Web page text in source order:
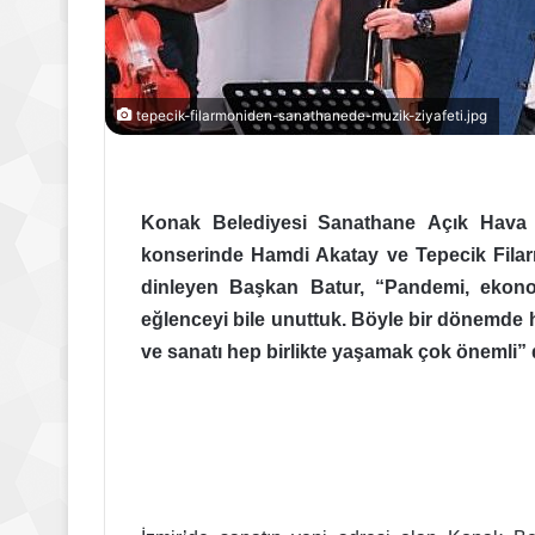
tepecik-filarmoniden-sanathanede-muzik-ziyafeti.jpg
Konak BelediyesiSanathane Açık Hava
konserinde Hamdi Akatay ve Tepecik
dinleyen Başkan Batur, “Pandemi,
eğlenceyi bile unuttuk. Böyle bir dönemde
ve sanatı hep birlikte yaşamak çok önemli”